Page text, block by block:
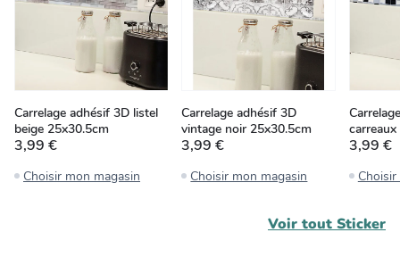
Carrelage adhésif 3D listel
beige 25x30.5cm
3,99 €
Choisir mon magasin
Carrelage adhésif 3D
vintage noir 25x30.5cm
3,99 €
Choisir mon magasin
3,99 €
Voir tout Sticker